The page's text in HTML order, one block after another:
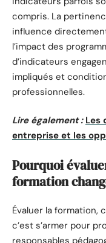
compris. La
influence
l’impact des
d’indicateurs
impliqués et
professionnelles.
Lire également : Les
entreprise et les
Pourquoi
formation
Évaluer la formation,
c’est s’armer pour